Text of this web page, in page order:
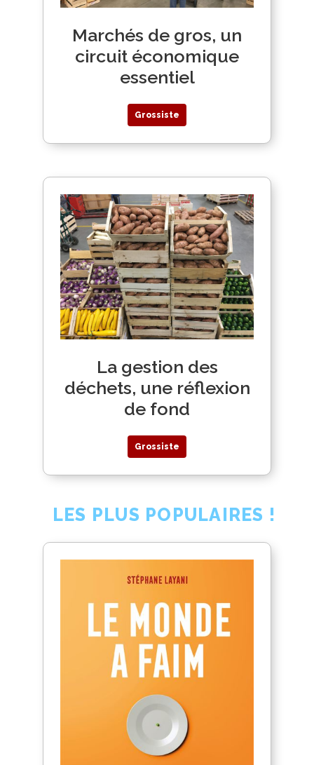
Marchés de gros, un
circuit économique
essentiel
Grossiste
La gestion des
déchets, une réflexion
de fond
Grossiste
LES PLUS POPULAIRES !